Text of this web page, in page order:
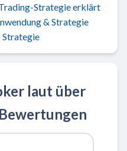
Strategie erklärt
& Strategie
Strategie
laut über